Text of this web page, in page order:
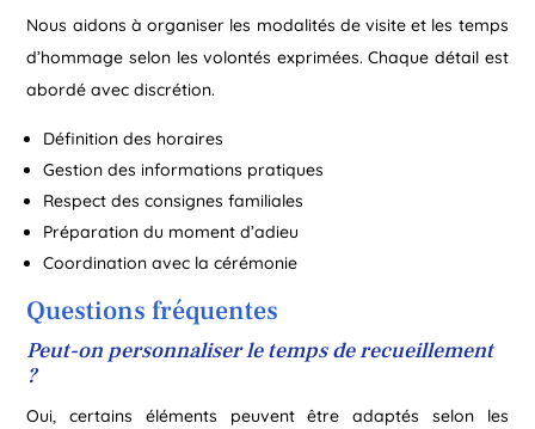
Nous aidons à organiser les modalités de visite et les temps
d’hommage selon les volontés exprimées. Chaque détail est
abordé avec discrétion.
Définition des horaires
Gestion des informations pratiques
Respect des consignes familiales
Préparation du moment d’adieu
Coordination avec la cérémonie
Questions fréquentes
Peut-on personnaliser le temps de recueillement
?
Oui, certains éléments peuvent être adaptés selon les